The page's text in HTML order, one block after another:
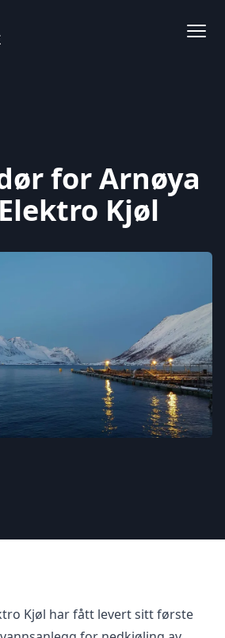
for Arnøya
Kjøl
Kjøl har fått levert sitt første